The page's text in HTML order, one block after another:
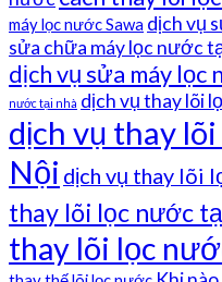
máy lọc nước Sawa dịch vụ
sửa chữa máy lọc nước
dịch vụ sửa máy lọc
nước tại nhà dịch vụ thay lõi
dịch vụ thay
Nội dịch vụ thay lõi
thay lõi lọc nước
thay lõi lọc